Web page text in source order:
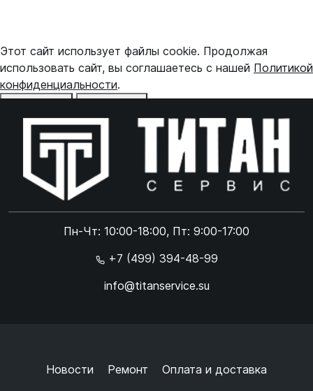
Пн-Чт: 10:00-18:00, Пт: 9:00-17:00
+7 (499) 394-48-99
info@titanservice.su
Новости Ремонт Оплата и доставка
Этот сайт использует файлы cookie. Продолжая
использовать сайт, вы соглашаетесь с нашей Политикой
конфиденциальности.
Online чат
Online чат